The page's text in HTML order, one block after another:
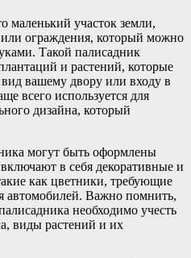
маленький участок земли,
ограждения, который можно
Такой палисадник
и растений, которые
вашему двору или входу в
всего используется для
дизайна, который
могут быть оформлены
в себя декоративные и
как цветники, требующие
автомобилей. Важно помнить,
необходимо учесть
виды растений и их